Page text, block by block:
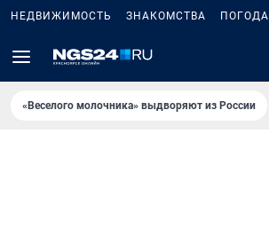
НЕДВИЖИМОСТЬ ЗНАКОМСТВА ПОГОДА
«Веселого молочника» выдворяют из России